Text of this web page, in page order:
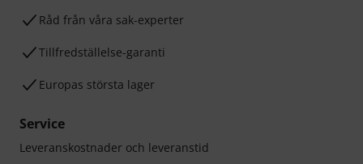
Råd från våra sak-experter
Tillfredställelse-garanti
Europas största lager
Service
Leveranskostnader och leveranstid